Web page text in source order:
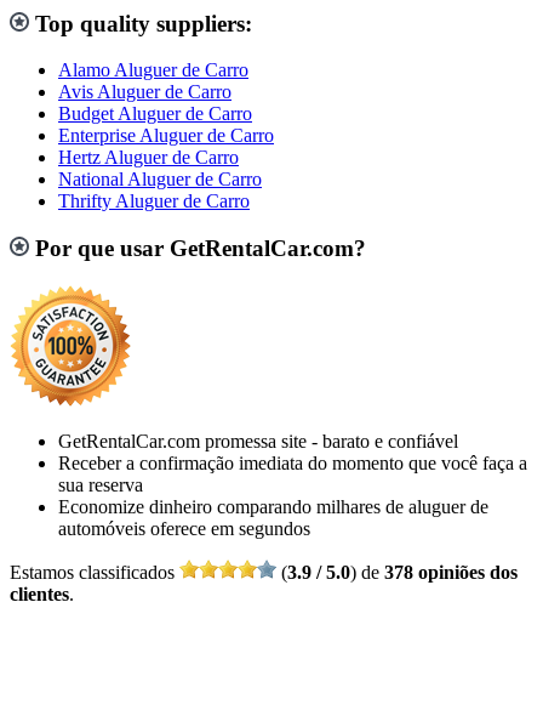
Top quality suppliers:
Alamo Aluguer de Carro
Avis Aluguer de Carro
Budget Aluguer de Carro
Enterprise Aluguer de Carro
Hertz Aluguer de Carro
National Aluguer de Carro
Thrifty Aluguer de Carro
Por que usar GetRentalCar.com?
GetRentalCar.com promessa site - barato e confiável
Receber a confirmação imediata do momento que você faça a
sua reserva
Economize dinheiro comparando milhares de aluguer de
automóveis oferece em segundos
Estamos classificados (3.9 / 5.0) de 378 opiniões dos
clientes.